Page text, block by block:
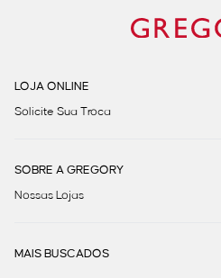
LOJA ONLINE
Solicite Sua Troca
SOBRE A GREGORY
Nossas Lojas
MAIS BUSCADOS